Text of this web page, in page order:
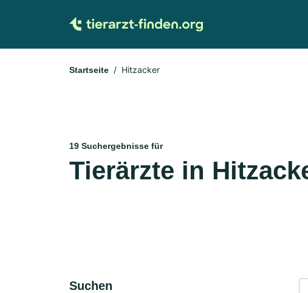
Startseite Hitzacker
19 Suchergebnisse für
Tierärzte in
Suchen